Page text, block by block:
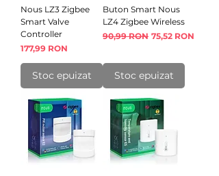
Nous LZ3 Zigbee
Smart Valve
Controller
Preț
177,99 RON
Stoc epuizat
Buton Smart Nous
LZ4 Zigbee Wireless
Preț normal
90,99 RON Preț redus
75,52 RON
Stoc epuizat